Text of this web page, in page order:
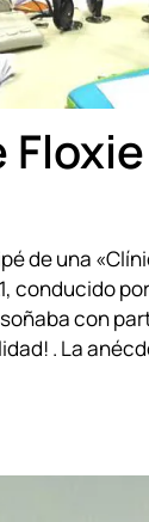
de una
conducido
con
. La